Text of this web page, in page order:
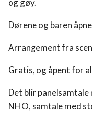
og gøy.
Dørene og baren
Arrangement fra
Gratis, og åpent for
Det blir
NHO, samtale med